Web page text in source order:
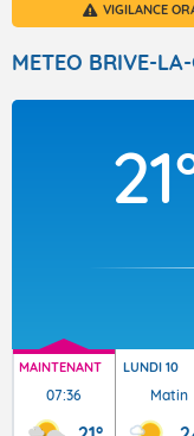
VIGILANCE
METEO BRIVE-
MAINTENANT
07:36
LUNDI 10
Matin